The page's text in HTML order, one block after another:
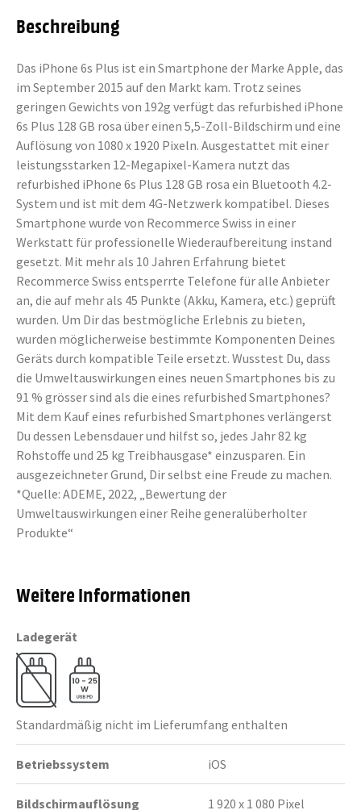
Beschreibung
Das iPhone 6s Plus ist ein Smartphone der Marke Apple, das
im September 2015 auf den Markt kam. Trotz seines
geringen Gewichts von 192g verfügt das refurbished iPhone
6s Plus 128 GB rosa über einen 5,5-Zoll-Bildschirm und eine
Auflösung von 1080 x 1920 Pixeln. Ausgestattet mit einer
leistungsstarken 12-Megapixel-Kamera nutzt das
refurbished iPhone 6s Plus 128 GB rosa ein Bluetooth 4.2-
System und ist mit dem 4G-Netzwerk kompatibel. Dieses
Smartphone wurde von Recommerce Swiss in einer
Werkstatt für professionelle Wiederaufbereitung instand
gesetzt. Mit mehr als 10 Jahren Erfahrung bietet
Recommerce Swiss entsperrte Telefone für alle Anbieter
an, die auf mehr als 45 Punkte (Akku, Kamera, etc.) geprüft
wurden. Um Dir das bestmögliche Erlebnis zu bieten,
wurden möglicherweise bestimmte Komponenten Deines
Geräts durch kompatible Teile ersetzt. Wusstest Du, dass
die Umweltauswirkungen eines neuen Smartphones bis zu
91 % grösser sind als die eines refurbished Smartphones?
Mit dem Kauf eines refurbished Smartphones verlängerst
Du dessen Lebensdauer und hilfst so, jedes Jahr 82 kg
Rohstoffe und 25 kg Treibhausgase* einzusparen. Ein
ausgezeichneter Grund, Dir selbst eine Freude zu machen.
*Quelle: ADEME, 2022, „Bewertung der
Umweltauswirkungen einer Reihe generalüberholter
Produkte“
Weitere Informationen
Ladegerät
Standardmäßig nicht im Lieferumfang enthalten
Betriebssystem iOS
Bildschirmauflösung 1 920 x 1 080 Pixel